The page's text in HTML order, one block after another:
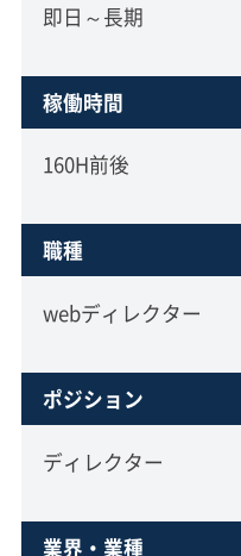
即日～長期
稼働時間
160H前後
職種
webディレクター
ポジション
ディレクター
業界・業種